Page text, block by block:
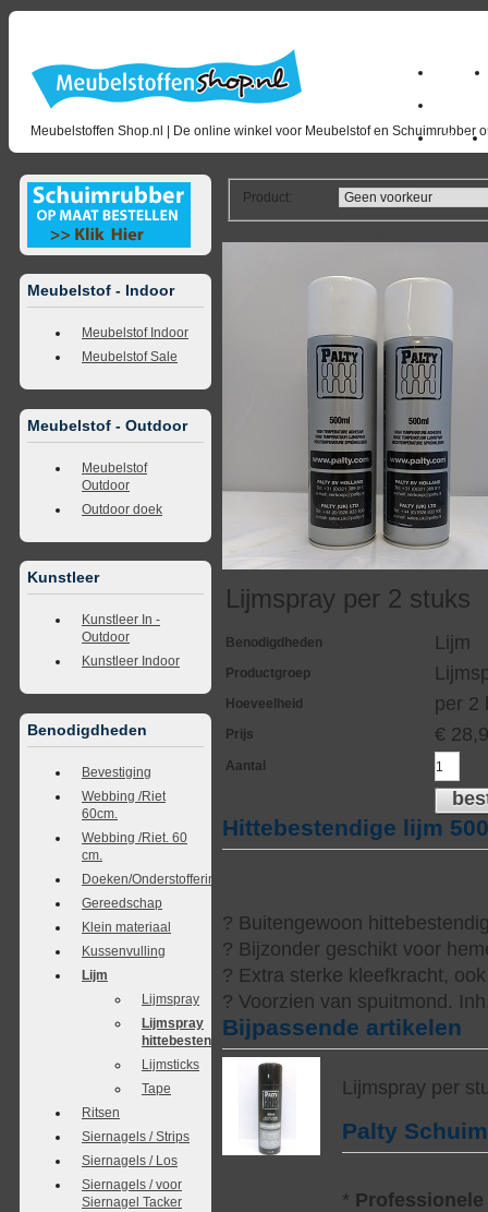
Meubelstoffen Shop.nl | De online winkel voor Meubelstof en Schuimrubber
Home
Outlet
Meubelstof - Indoor
Meubelstof Indoor
Meubelstof Sale
Meubelstof - Outdoor
Meubelstof
Outdoor
Outdoor doek
Kunstleer
Kunstleer In -
Outdoor
Kunstleer Indoor
Benodigdheden
Bevestiging
Webbing /Riet
60cm.
Webbing /Riet. 60
cm.
Doeken/Onderstoffering
Gereedschap
Klein materiaal
Kussenvulling
Lijm
Lijmspray
Lijmspray
hittebestendig
Lijmsticks
Tape
Ritsen
Siernagels / Strips
Siernagels / Los
Siernagels / voor
Siernagel Tacker
Product:
Lijmspray per 2 stuks
Benodigdheden Lijm
Productgroep
Hoeveelheid per 2
Prijs €
Aantal
Hittebestendige lijm
? Buitengewoon
? Bijzonder geschikt voor
? Extra sterke kleefkracht,
? Voorzien van spuitmond.
Bijpassende artikelen
Lijmspray per
Palty
* Professionele